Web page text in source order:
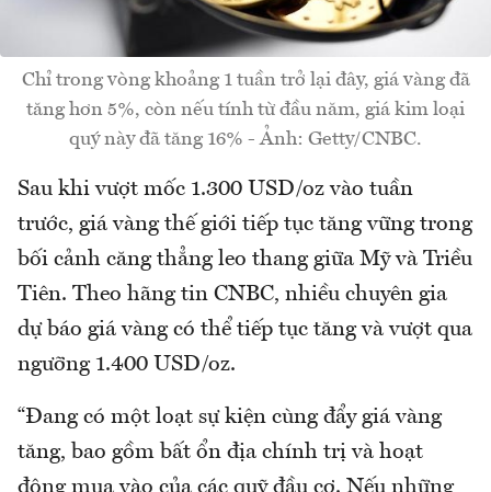
Chỉ trong vòng khoảng 1 tuần trở lại đây, giá vàng đã
tăng hơn 5%, còn nếu tính từ đầu năm, giá kim loại
quý này đã tăng 16% - Ảnh: Getty/CNBC.
Sau khi vượt mốc 1.300 USD/oz vào tuần
trước, giá vàng thế giới tiếp tục tăng vững trong
bối cảnh căng thẳng leo thang giữa Mỹ và Triều
Tiên. Theo hãng tin CNBC, nhiều chuyên gia
dự báo giá vàng có thể tiếp tục tăng và vượt qua
ngưỡng 1.400 USD/oz.
“Đang có một loạt sự kiện cùng đẩy giá vàng
tăng, bao gồm bất ổn địa chính trị và hoạt
động mua vào của các quỹ đầu cơ. Nếu những